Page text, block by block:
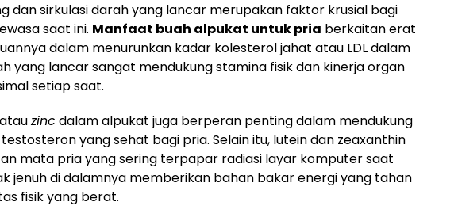
dan sirkulasi darah yang lancar merupakan faktor krusial bagi
saat ini. Manfaat buah alpukat untuk pria berkaitan erat
dalam menurunkan kadar kolesterol jahat atau LDL dalam
yang lancar sangat mendukung stamina fisik dan kinerja organ
setiap saat.
zincdalam alpukat juga berperan penting dalam mendukung
yang sehat bagi pria. Selain itu, lutein dan zeaxanthin
mata pria yang sering terpapar radiasi layar komputer saat
jenuh di dalamnya memberikan bahan bakar energi yang tahan
fisik yang berat.